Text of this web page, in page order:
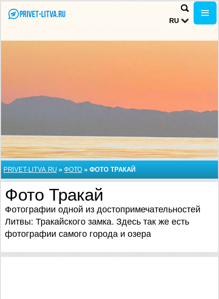
RU
PRIVET-LITVA.RU » ФОТО » ФОТО ТРАКАЙ
Фото Тракай
Фотографии одной из достопримечательностей
Литвы: Тракайского замка. Здесь так же есть
фотографии самого города и озера